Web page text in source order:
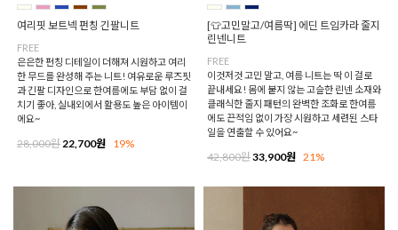
여리핏 보트넥 펀칭 긴팔니트
FREE
은은한 펀칭 디테일이 더해져 시원하고 여리
한 무드를 완성해 주는 니트! 여유로운 루즈핏
과 긴팔 디자인으로 한여름에도 부담 없이 걸
치기 좋아, 실내외에서 활용도 높은 아이템이
에요~
28,000원22,700원 19%
[👕고민말고/여름딱] 에딘 트임카라 줄지
린넨니트
FREE
이것저것 고민 말고, 여름 니트는 딱 이 걸로
끝내세요! 몸에 붙지 않는 고슬한 린넨 소재와
클래식한 줄지 패턴의 완벽한 조화로 한여름
에도 끈적임 없이 가장 시원하고 세련된 스타
일을 연출할 수 있어요~
42,800원33,900원 21%